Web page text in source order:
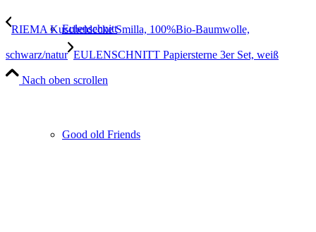
Eulenschnitt
Good old Friends
RIEMA Kuscheldecke Smilla, 100%Bio-Baumwolle,
schwarz/natur EULENSCHNITT Papiersterne 3er Set, weiß
Nach oben scrollen